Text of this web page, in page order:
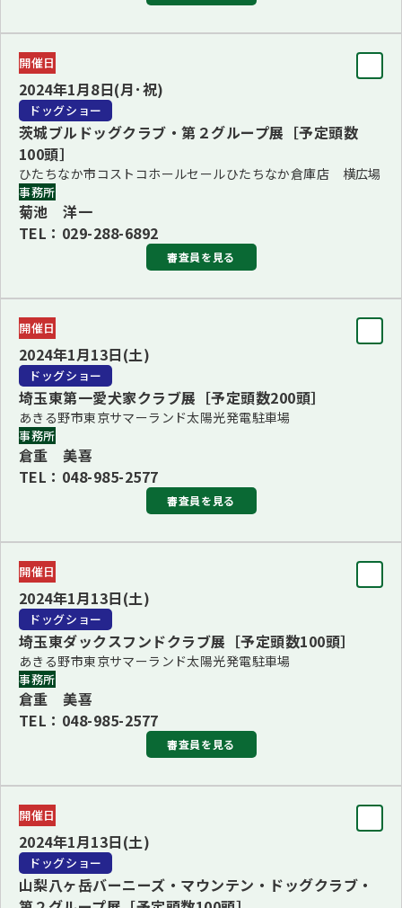
BIS
サンドラ・パターソン＜オーストラリア＞
開催日
2024年1月8日(月･祝)
ドッグショー
茨城ブルドッグクラブ・第２グループ展［予定頭数
100頭］
ひたちなか市コストコホールセールひたちなか倉庫店 横広場
事務所
菊池 洋一
TEL：029-288-6892
審査員を見る
BIS
ヘザー・モリソン＜オーストラリア＞
開催日
2024年1月13日(土)
ドッグショー
埼玉東第一愛犬家クラブ展［予定頭数200頭］
あきる野市東京サマーランド太陽光発電駐車場
事務所
倉重 美喜
TEL：048-985-2577
審査員を見る
BIS
進藤 孝
ブリード
■1・3・6Ｇ長 石丸 誠一郎(1・3・6Ｇ)
■2・5Ｇ長 オリバー・サイモン＜クロアチア＞(2・5Ｇ、ス
ムースヘアード・ミニチュア・ダックスフンド、ロングヘ
アード・ミニチュア・ダックスフンド、ワイアーヘアード・
ミニチュア・ダックスフンド、ロングヘアード・カニーンヘ
ン・ダックスフンド)
■4・7・8Ｇ長 進藤 孝(7・8Ｇ・その他の4Ｇ、チワワ
（全犬）、プードル（全犬）)
開催日
2024年1月13日(土)
ドッグショー
埼玉東ダックスフンドクラブ展［予定頭数100頭］
あきる野市東京サマーランド太陽光発電駐車場
事務所
倉重 美喜
TEL：048-985-2577
審査員を見る
BIS
尾内 聖和
※都合により地家 慶一審査員は、辞退されました。
更新：2023年10月27日
開催日
2024年1月13日(土)
ドッグショー
山梨八ヶ岳バーニーズ・マウンテン・ドッグクラブ・
比較したいイベントを選択してくださ
イベント情報の右上にあるチェックを
いれたイベントのみを並べて確認する
ことができます。